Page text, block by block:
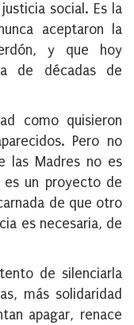
social. Es la
aceptaron la
y que hoy
de décadas de
como quisieron
Pero no
las Madres no es
un proyecto de
de que otro
es necesaria, de
de silenciarla
más solidaridad
apagar, renace